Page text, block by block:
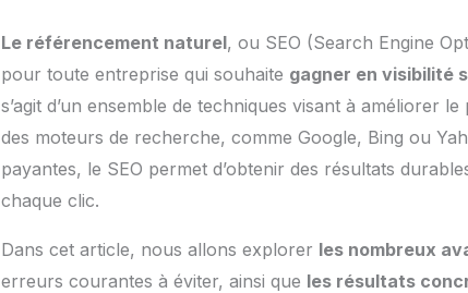
Le référencement naturel, ou SEO (Search Engine
pour toute entreprise qui souhaite gagner en visibilité
s’agit d’un ensemble de techniques visant à améliorer
des moteurs de recherche, comme Google, Bing ou
payantes, le SEO permet d’obtenir des résultats
chaque clic.
Dans cet article, nous allons explorer les nombreux
erreurs courantes à éviter, ainsi que les résultats